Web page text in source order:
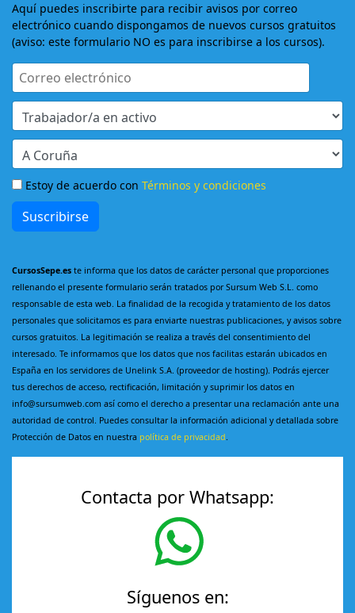
Aquí puedes inscribirte para recibir avisos por correo
electrónico cuando dispongamos de nuevos cursos gratuitos
(aviso: este formulario NO es para inscribirse a los cursos).
Estoy de acuerdo con Términos y condiciones
Suscribirse
CursosSepe.es te informa que los datos de carácter personal que proporciones
rellenando el presente formulario serán tratados por Sursum Web S.L. como
responsable de esta web. La finalidad de la recogida y tratamiento de los datos
personales que solicitamos es para enviarte nuestras publicaciones, y avisos sobre
cursos gratuitos. La legitimación se realiza a través del consentimiento del
interesado. Te informamos que los datos que nos facilitas estarán ubicados en
España en los servidores de Unelink S.A. (proveedor de hosting). Podrás ejercer
tus derechos de acceso, rectificación, limitación y suprimir los datos en
info@sursumweb.com así como el derecho a presentar una reclamación ante una
autoridad de control. Puedes consultar la información adicional y detallada sobre
Protección de Datos en nuestra política de privacidad.
Contacta por Whatsapp:
Síguenos en: